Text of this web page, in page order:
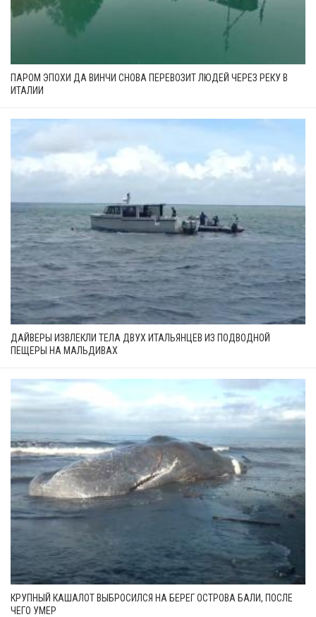
ПАРОМ ЭПОХИ ДА ВИНЧИ СНОВА ПЕРЕВОЗИТ ЛЮДЕЙ ЧЕРЕЗ РЕКУ В
ИТАЛИИ
ДАЙВЕРЫ ИЗВЛЕКЛИ ТЕЛА ДВУХ ИТАЛЬЯНЦЕВ ИЗ ПОДВОДНОЙ
ПЕЩЕРЫ НА МАЛЬДИВАХ
КРУПНЫЙ КАШАЛОТ ВЫБРОСИЛСЯ НА БЕРЕГ ОСТРОВА БАЛИ, ПОСЛЕ
ЧЕГО УМЕР